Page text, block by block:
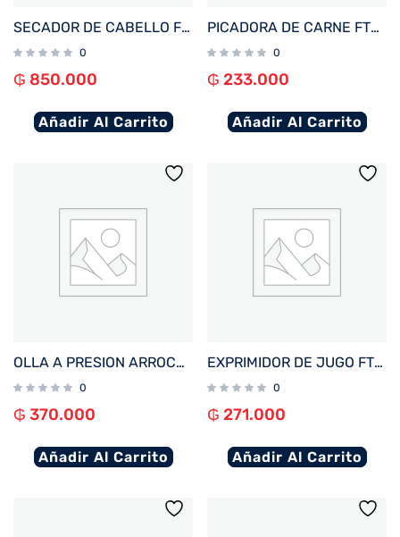
SECADOR DE CABELLO FTX 5 EN 1 2200W 220V ROSA HY2-205
0
₲ 850.000
Añadir Al Carrito
PICADORA DE CARNE FTX 6 EN 1 1000W 220V/3.5L ACERO INOXIDABLE C/ ACC MG-61
0
₲ 233.000
Añadir Al Carrito
OLLA A PRESION ARROCERA FTX 6L 1050W 220V PLATEADO PC-S6
0
₲ 370.000
Añadir Al Carrito
EXPRIMIDOR DE JUGO FTX 1000W 1.2L 220V/ 2 VELOCIDADES NEGRO/ACERO INOXIDABLE J-L1
0
₲ 271.000
Añadir Al Carrito